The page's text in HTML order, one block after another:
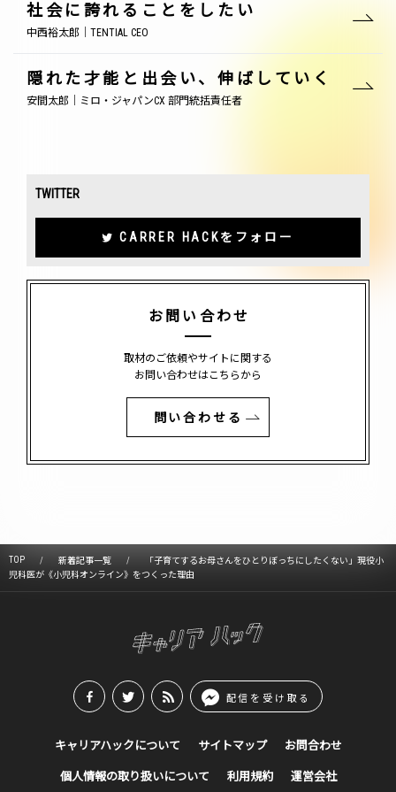
社会に誇れることをしたい
中西裕太郎｜TENTIAL CEO
隠れた才能と出会い、伸ばしていく
安間太郎｜ミロ・ジャパンCX 部門統括責任者
TWITTER
CARRER HACKをフォロー
お問い合わせ
取材のご依頼やサイトに関する
お問い合わせはこちらから
問い合わせる
TOP 新着記事一覧
「子育てするお母さんをひとりぼっちにしたくない」現役小
児科医が《小児科オンライン》をつくった理由
配信を受け取る
キャリアハックについて サイトマップ お問合わせ
個人情報の取り扱いについて 利用規約 運営会社